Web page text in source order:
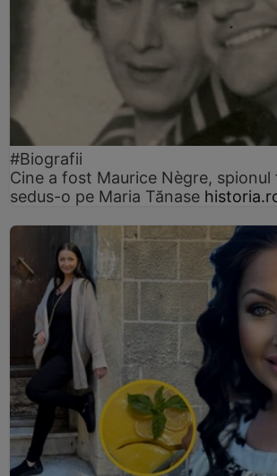
#Biografii
Cine a fost Maurice Nègre,
sedus-o pe Maria Tănase